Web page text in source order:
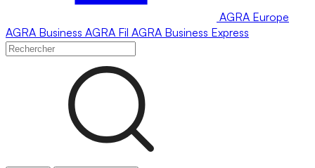
AGRA Europe
AGRA Business AGRA Fil AGRA Business Express